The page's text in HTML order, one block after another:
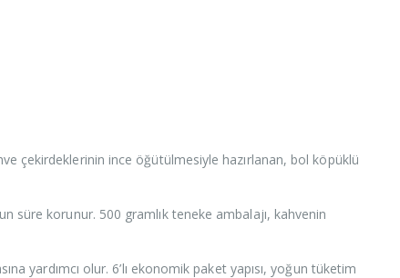
çekirdeklerinin ince öğütülmesiyle hazırlanan, bol köpüklü
süre korunur. 500 gramlık teneke ambalajı, kahvenin
yardımcı olur. 6’lı ekonomik paket yapısı, yoğun tüketim